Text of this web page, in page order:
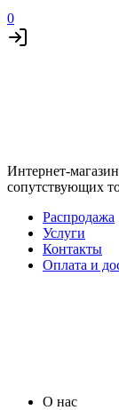
0
Интернет-
сопутствующих
Распродажа
Услуги
Контакты
Оплата и
О нас